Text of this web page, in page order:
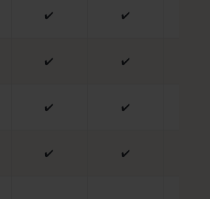
✔️ ✔️
✔️ ✔️
✔️ ✔️
✔️ ✔️